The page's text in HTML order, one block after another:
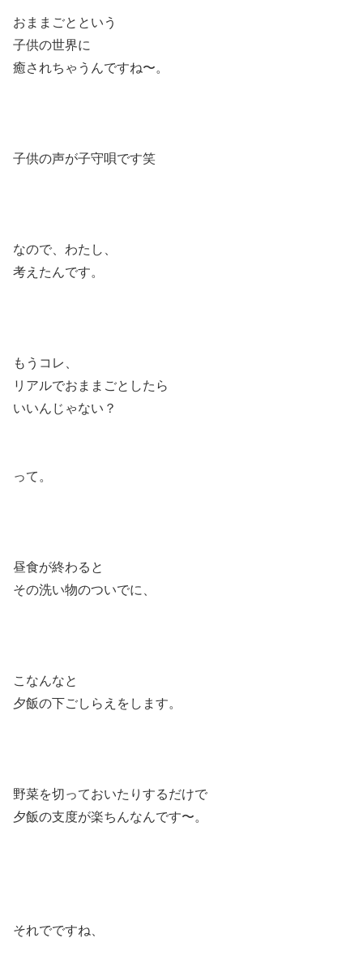
おままごとという
子供の世界に
癒されちゃうんですね〜。
子供の声が子守唄です笑
なので、わたし、
考えたんです。
もうコレ、
リアルでおままごとしたら
いいんじゃない？
って。
昼食が終わると
その洗い物のついでに、
こなんなと
夕飯の下ごしらえをします。
野菜を切っておいたりするだけで
夕飯の支度が楽ちんなんです〜。
それでですね、